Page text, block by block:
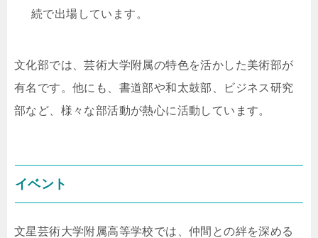
続で出場しています。
文化部では、芸術大学附属の特色を活かした美術部が
有名です。他にも、書道部や和太鼓部、ビジネス研究
部など、様々な部活動が熱心に活動しています。
イベント
文星芸術大学附属高等学校では、仲間との絆を深める